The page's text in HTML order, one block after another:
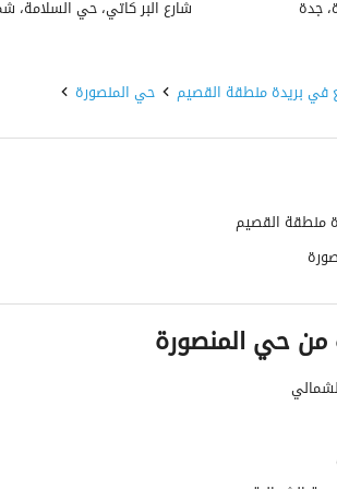
اكثر من عشر سنوات
20
560668010984
-
لايوجد
جدة
في بريدة منطقة القصيم حي المنصورة
منطقة القصيم
من حي المنصورة